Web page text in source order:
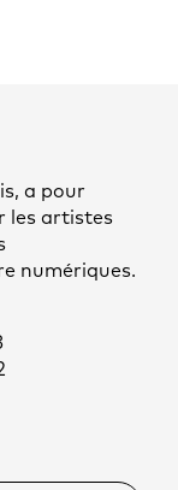
a pour
les artistes
numériques.